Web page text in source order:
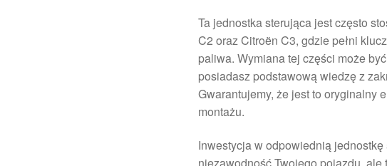
Ta jednostka sterująca jest często
C2 oraz Citroën C3, gdzie pełni
paliwa. Wymiana tej części może
posiadasz podstawową wiedzę z
Gwarantujemy, że jest to oryginalny
montażu.
Inwestycja w odpowiednią